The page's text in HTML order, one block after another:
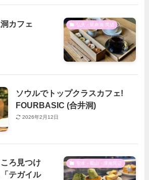
弘大・延南洞 周辺
カフェ
ソウルでトップクラスカフェ!
FOURBASIC (合井洞)
2026年2月12日
聖水・龍山・漢南周辺
ろ見つけ
テガイル